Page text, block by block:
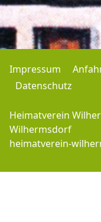
Impressum
Datenschutz
Heimatverein
Wilhermsdorf
heimatverein-